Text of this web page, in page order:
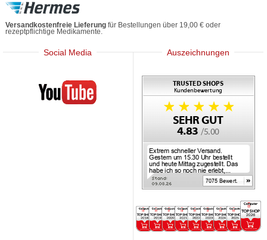
Versandkostenfreie Lieferung für Bestellungen über 19,00 € oder
rezeptpflichtige Medikamente.
Social Media
Mediherz
Auszeichnungen